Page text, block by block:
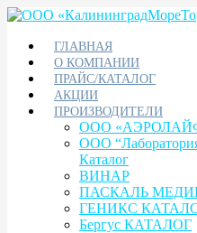
ГЛАВНАЯ
О КОМПАНИИ
ПРАЙС/КАТАЛОГ
АКЦИИ
ПРОИЗВОДИТЕЛИ
ООО
ООО
Каталог
ВИНАР
ПАСКАЛЬ
ГЕНИКС
Бергус КАТАЛОГ